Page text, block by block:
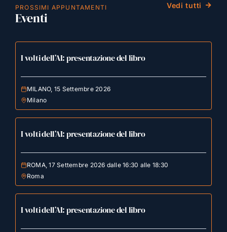
PROSSIMI APPUNTAMENTI
Eventi
Vedi tutti
I volti dell’AI: presentazione del libro
MILANO, 15 Settembre 2026
Milano
I volti dell’AI: presentazione del libro
ROMA, 17 Settembre 2026 dalle 16:30 alle 18:30
Roma
I volti dell’AI: presentazione del libro